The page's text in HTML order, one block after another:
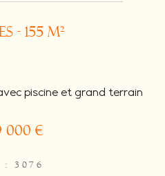
- 155 m²
piscine et grand terrain
000 €
: 3076